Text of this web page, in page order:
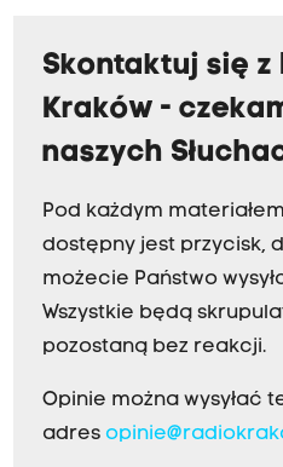
Skontaktuj się z
Kraków -
naszych
Pod każdym
dostępny jest przycisk,
możecie Państwo
Wszystkie będą
pozostaną bez reakcji.
Opinie można wysyłać
adres